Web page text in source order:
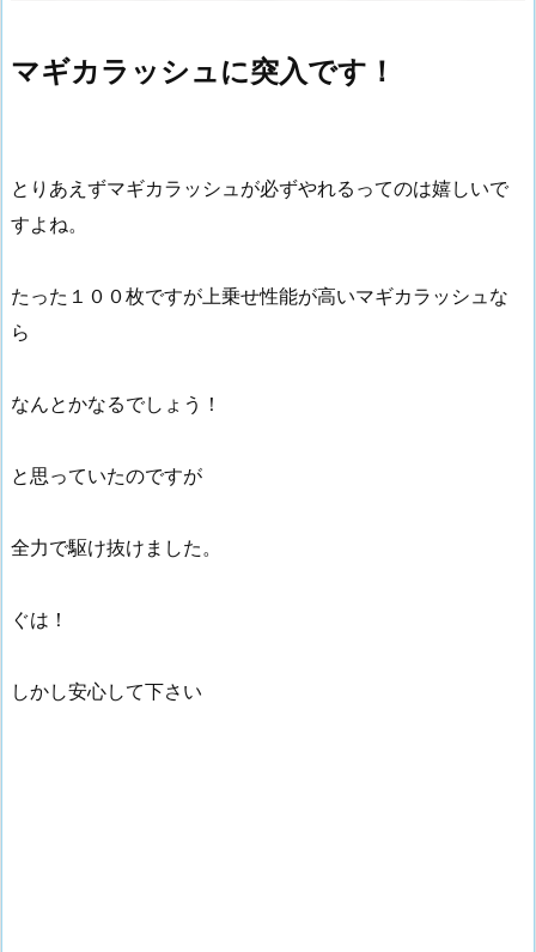
マギカラッシュに突入です！
とりあえずマギカラッシュが必ずやれるってのは嬉しいで
すよね。
たった１００枚ですが上乗せ性能が高いマギカラッシュな
ら
なんとかなるでしょう！
と思っていたのですが
全力で駆け抜けました。
ぐは！
しかし安心して下さい